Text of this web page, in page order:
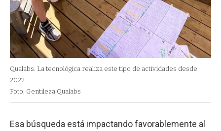
Qualabs. La tecnológica realiza este tipo de actividades desde
2022.
Foto: Gentileza Qualabs
Esa búsqueda está impactando favorablemente al